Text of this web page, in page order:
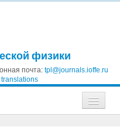
физики
почта: tpl@journals.ioffe.ru
translations